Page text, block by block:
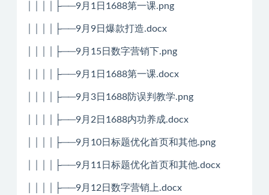
││││├──9月1日1688第一课.png
││││├──9月9日爆款打造.docx
││││├──9月15日数字营销下.png
││││├──9月1日1688第一课.docx
││││├──9月3日1688防误判教学.png
││││├──9月2日1688内功养成.docx
││││├──9月10日标题优化首页和其他.png
││││├──9月11日标题优化首页和其他.docx
││││├──9月12日数字营销上.docx